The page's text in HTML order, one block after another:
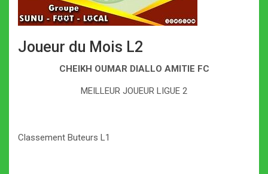
Joueur du Mois L2
CHEIKH OUMAR DIALLO AMITIE FC
MEILLEUR JOUEUR LIGUE 2
Classement Buteurs L1